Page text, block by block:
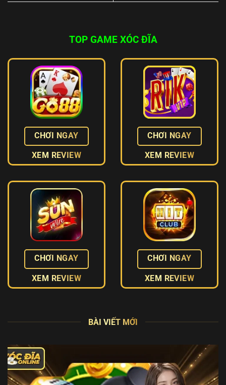
TOP GAME XÓC ĐĨA
CHƠI NGAY
XEM REVIEW
CHƠI NGAY
XEM REVIEW
CHƠI NGAY
XEM REVIEW
CHƠI NGAY
XEM REVIEW
BÀI VIẾT MỚI